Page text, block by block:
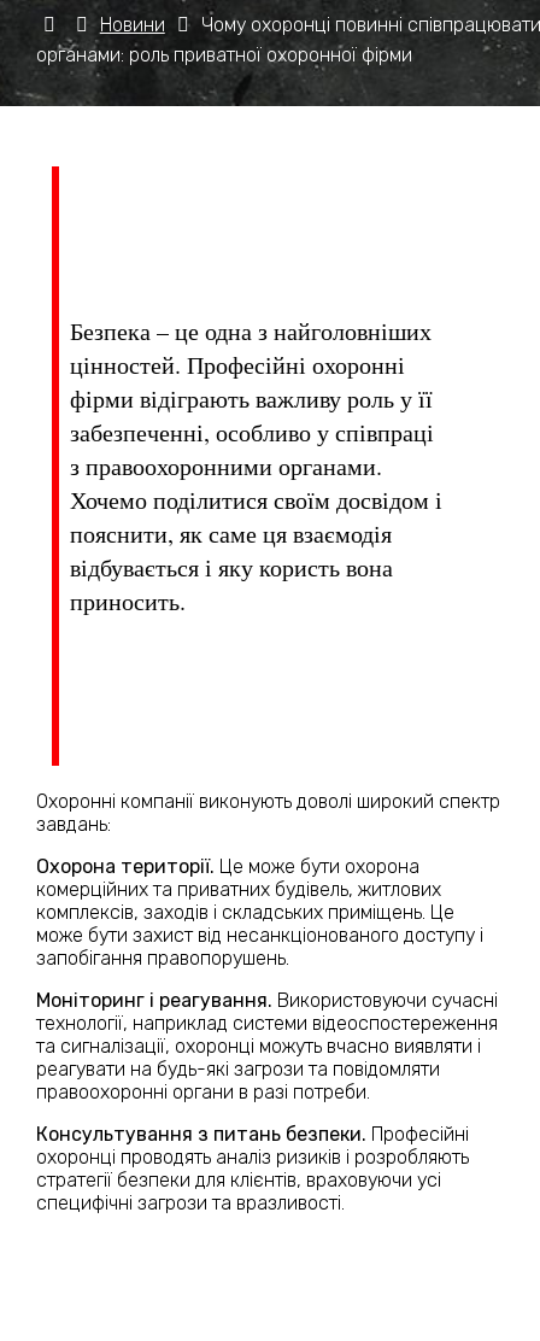
Новини
Чому охоронці повинні
органами: роль приватної охоронної фірми
Безпека – це одна з найголовніших
цінностей. Професійні охоронні
фірми відіграють важливу роль у її
забезпеченні, особливо у співпраці
з правоохоронними органами.
Хочемо поділитися своїм досвідом і
пояснити, як саме ця взаємодія
відбувається і яку користь вона
приносить.
Охоронні компанії виконують доволі широкий спектр
завдань:
Охорона території. Це може бути охорона
комерційних та приватних будівель, житлових
комплексів, заходів і складських приміщень. Це
може бути захист від несанкціонованого доступу і
запобігання правопорушень.
Моніторинг і реагування. Використовуючи сучасні
технології, наприклад системи відеоспостереження
та сигналізації, охоронці можуть вчасно виявляти і
реагувати на будь-які загрози та повідомляти
правоохоронні органи в разі потреби.
Консультування з питань безпеки. Професійні
охоронці проводять аналіз ризиків і розробляють
стратегії безпеки для клієнтів, враховуючи усі
специфічні загрози та вразливості.